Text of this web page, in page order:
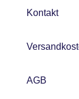
Kontakt
AGB